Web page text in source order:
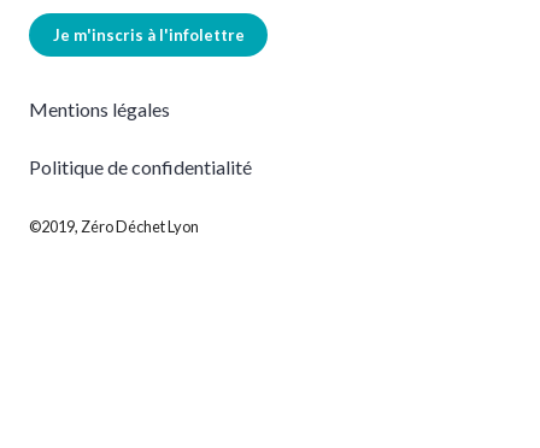
Je m'inscris à l'infolettre
Mentions légales
Politique de confidentialité
©2019, Zéro Déchet Lyon